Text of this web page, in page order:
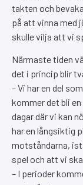
takten och
på att vinna med
skulle vilja att vi
Närmaste tiden
det i princip blir
– Vi har en del
kommer det bli
dagar där vi kan
har en långsiktig
motståndarna,
spel och att vi
– I perioder